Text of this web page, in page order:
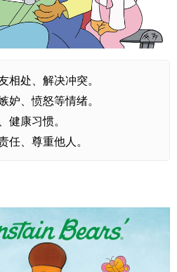
相处、解决冲突。
妒、愤怒等情绪。
健康习惯。
任、尊重他人。